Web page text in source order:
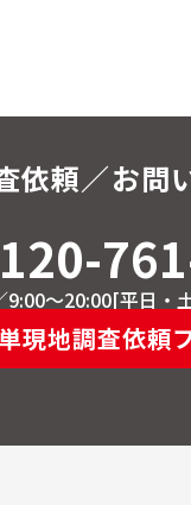
依頼／お問
9:00～20:00[平日・
現地調査依頼